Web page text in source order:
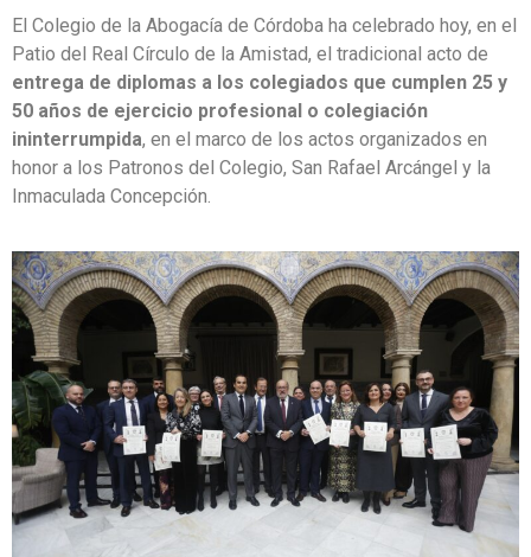
El Colegio de la Abogacía de Córdoba ha celebrado hoy, en el
Patio del Real Círculo de la Amistad, el tradicional acto de
entrega de diplomas a los colegiados que cumplen 25 y
50 años de ejercicio profesional o colegiación
ininterrumpida, en el marco de los actos organizados en
honor a los Patronos del Colegio, San Rafael Arcángel y la
Inmaculada Concepción.